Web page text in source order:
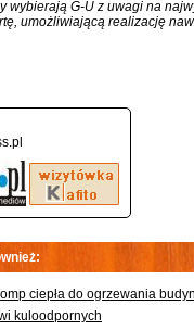
wybierają G-U z uwagi na
umożliwiającą realizację
ciepła do ogrzewania
kuloodpornych